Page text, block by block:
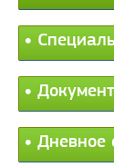
Дневное